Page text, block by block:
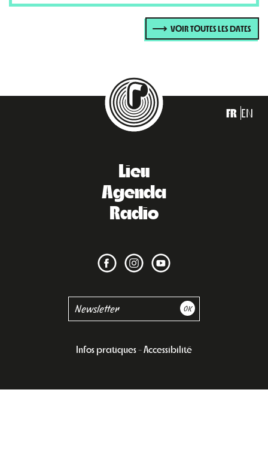
VOIR TOUTES LES DATES
FR EN
Lieu
Agenda
Radio
Infos pratiques Accessibilité